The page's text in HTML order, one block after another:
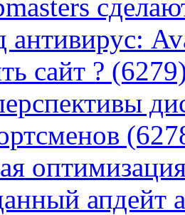
сайт ?
апдейт